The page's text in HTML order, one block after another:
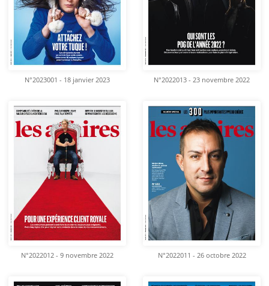
N°2023001 - 18 janvier 2023 N°2022013 - 23 novembre 2022
N°2022012 - 9 novembre 2022 N°2022011 - 26 octobre 2022